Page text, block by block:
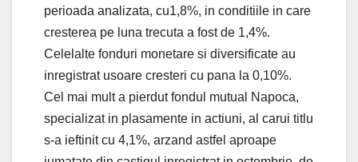
perioada analizata, cu1,8%, in conditiile in care
cresterea pe luna trecuta a fost de 1,4%.
Celelalte fonduri monetare si diversificate au
inregistrat usoare cresteri cu pana la 0,10%.
Cel mai mult a pierdut fondul mutual Napoca,
specializat in plasamente in actiuni, al carui titlu
s-a ieftinit cu 4,1%, arzand astfel aproape